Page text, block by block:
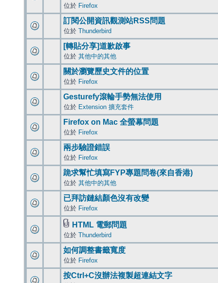
位於 Firefox
訂閱公開資訊觀測站RSS問題
位於 Thunderbird
[轉貼分享]道歉啟事
位於 其他中的其他
關於瀏覽歷史文件的位置
位於 Firefox
Gesturefy滾輪手勢無法使用
位於 Extension 擴充套件
Firefox on Mac 全螢幕問題
位於 Firefox
兩步驗證錯誤
位於 Firefox
跪求幫忙填寫FYP專題問卷(來自香港)
位於 其他中的其他
已拜訪鏈結顏色沒有改變
位於 Firefox
HTML 電郵問題
位於 Thunderbird
如何調整書籤寬度
位於 Firefox
按Ctrl+C沒辦法複製超連結文字